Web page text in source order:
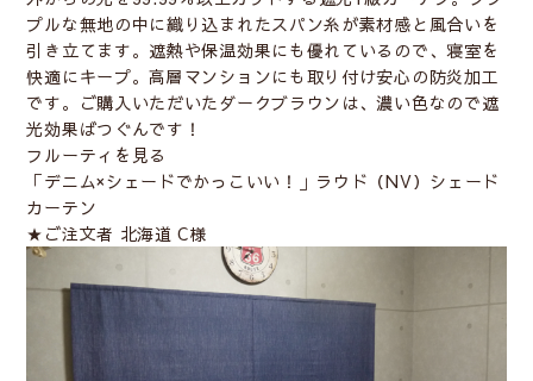
プルな無地の中に織り込まれたスパン糸が素材感と風合いを
引き立てます。遮熱や保温効果にも優れているので、寝室を
快適にキープ。高層マンションにも取り付け安心の防炎加工
です。ご購入いただいたダークブラウンは、濃い色なので遮
光効果ばつぐんです！
フルーティを見る
「デニム×シェードでかっこいい！」ラウド（NV）シェード
カーテン
★ご注文者 北海道 C様